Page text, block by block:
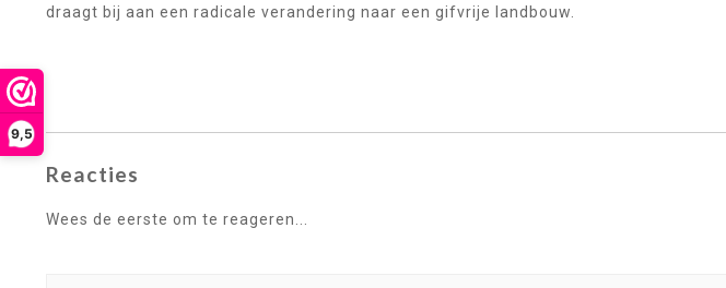
9,5
draagt bij aan een radicale verandering naar een gifvrije landbouw.
Reacties
Wees de eerste om te reageren...